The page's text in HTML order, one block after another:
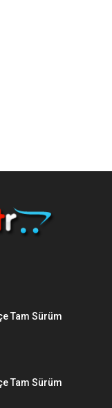
Tam Sürüm
Tam Sürüm